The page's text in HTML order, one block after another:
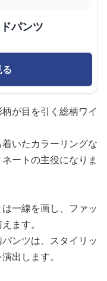
パンツ
が目を引く総柄ワイ
いたカラーリングな
ートの主役になりま
一線を画し、ファッ
ます。
ンツは、スタイリッ
出します。